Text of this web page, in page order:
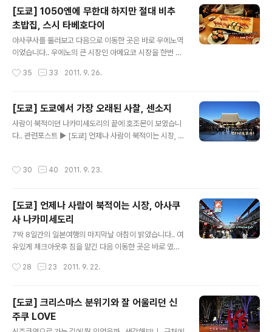
있다는건 참 복 받은거라 생각합니다.. 누구나 자유롭게 산
책하고 사람들과 담소를 나누고.. 첫 일본여행을 왔을때는
여기서 뭐라도 많이 보려고 노력했었는데.. 이번엔 그야말
로 산책하는 기분으로 여기저기 다녔어요.. 어차피 시간은
다보니 여행의 마지막 목적지가 바로 우에노공원이 되었
[도쿄] 1050엔에 무한대 하지만 절대 비추
초밥집, 스시 타베호다이
아사쿠사를 둘러보고 다음으로 이동한 곳은 바로 우에노역
이었습니다.. 우에노의 큰 시장인 아메요코 시장을 한번 둘
들과 이런저런 얘기를 하다가.. 한 녀석이 "그래도 일본에
고는.. 이래저래 인터넷으로 찾더니 아메요코 시장에 105
0엔에 무한대인 초밥집이 있다고 하더라구요.. (사실 그걸
찾아낸 것도 참 대단한.. 식도락가 아니랄까봐..;;) 암튼 저
렴하게 초밥을 먹을 수 있겠다 싶어서 찾아 갔는데.. 일본에
라구요..^^: 꼬치를 굽느라 연기가 자욱했던..ㅋㅋ 그리고
35 33 2011. 9. 26.
[도쿄] 도쿄에서 가장 오래된 사찰, 센소지
사람이 북적이던 나카미세도리의 끝에 호조몬이 보였습니
다.. 관련포스트 ▶ [도쿄] 언제나 사람이 북적이는 시장, 아
많았습니다.. 아.. 그러고보니 아직도 왼쪽 건축물의 이름을
잡힙니다.. 어떻게 피할 수도 없더라구요..ㅋㅋ 거대한 짚신
도 여전합니다.. 스카이트리도 함께 잡혔네요..^^: 그렇게
호조몬을 지나 들어와보니.. 엉?? 6개월만에 다시 찾은 센
소지의 공사는 모두 마친 상태였습니다.. 제가 처음 센소지
는데.. 가..
30 40 2011. 9. 23.
[도쿄] 언제나 사람이 북적이는 시장, 아사쿠
사 나카미세도리
7박 8일간의 일본여행의 마지막날 아침이 밝았습니다.. 여
유있게 체크아웃후 짐을 맡긴 다음 이동한 곳은 바로 였습
그러고보니 토끼해도 3개월 정도밖에 안남았네요.. 정말..
센소지(浅草寺)를 가봐야겠죠.. 그 첫 관문이라 할 수 있는
가미나리몬(雷門) 역시나 수많은 관광객들이 앞에서 기념
사진을 찍고 있더라구요.. 구도잡고 사진을 찍다보면 어느
28 23 2011. 9. 22.
[도쿄] 크리스마스 분위기와 잘 어울리던 신
주쿠 LOVE